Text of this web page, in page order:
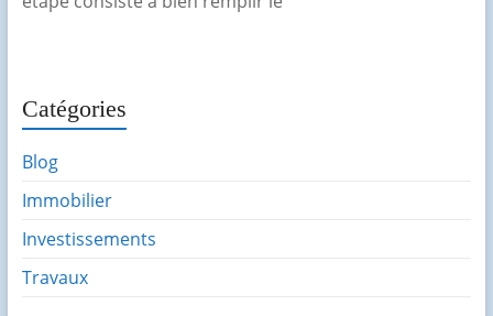
Catégories
Blog
Immobilier
Investissements
Travaux